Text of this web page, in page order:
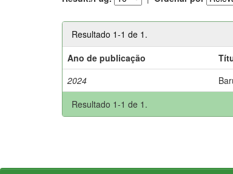
Resultado 1-1 de 1.
Ano de publicação
2024
Resultado 1-1 de 1.